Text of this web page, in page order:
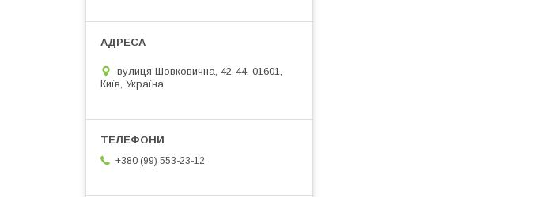
вулиця Шовковична, 42-44, 01601,
Київ, Україна
+380 (99) 553-23-12